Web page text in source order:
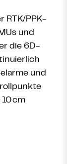
RTK/PPK-
und
die 6D-
und
10cm